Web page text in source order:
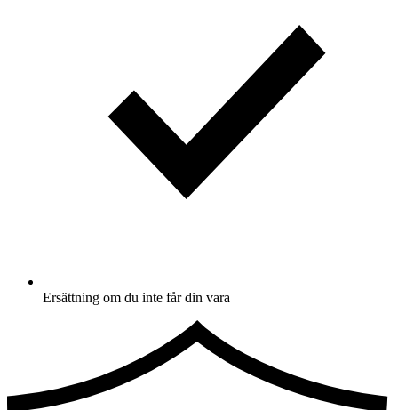
Ersättning om du inte får din vara